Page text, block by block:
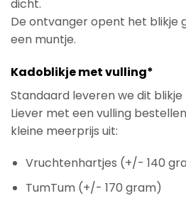
dicht.
De ontvanger opent het blikje
een muntje.
Kadoblikje met vulling*
Standaard leveren we dit blikje
Liever met een vulling
kleine meerprijs uit:
Vruchtenhartjes (+/- 140
TumTum (+/- 170 gram)